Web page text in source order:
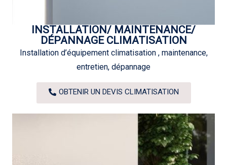
INSTALLATION/ MAINTENANCE/
DÉPANNAGE CLIMATISATION
Installation d’équipement climatisation , maintenance,
entretien, dépannage
OBTENIR UN DEVIS CLIMATISATION